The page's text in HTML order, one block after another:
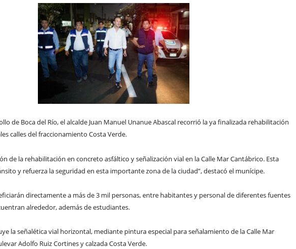
de Boca del Río, el alcalde Juan Manuel Unanue Abascal recorrió la ya finalizada rehabilitación
calles del fraccionamiento Costa Verde.
de la rehabilitación en concreto asfáltico y señalización vial en la Calle Mar Cantábrico. Esta
y refuerza la seguridad en esta importante zona de la ciudad”, destacó el munícipe.
directamente a más de 3 mil personas, entre habitantes y personal de diferentes fuentes
alrededor, además de estudiantes.
la señalética vial horizontal, mediante pintura especial para señalamiento de la Calle Mar
Adolfo Ruiz Cortines y calzada Costa Verde.